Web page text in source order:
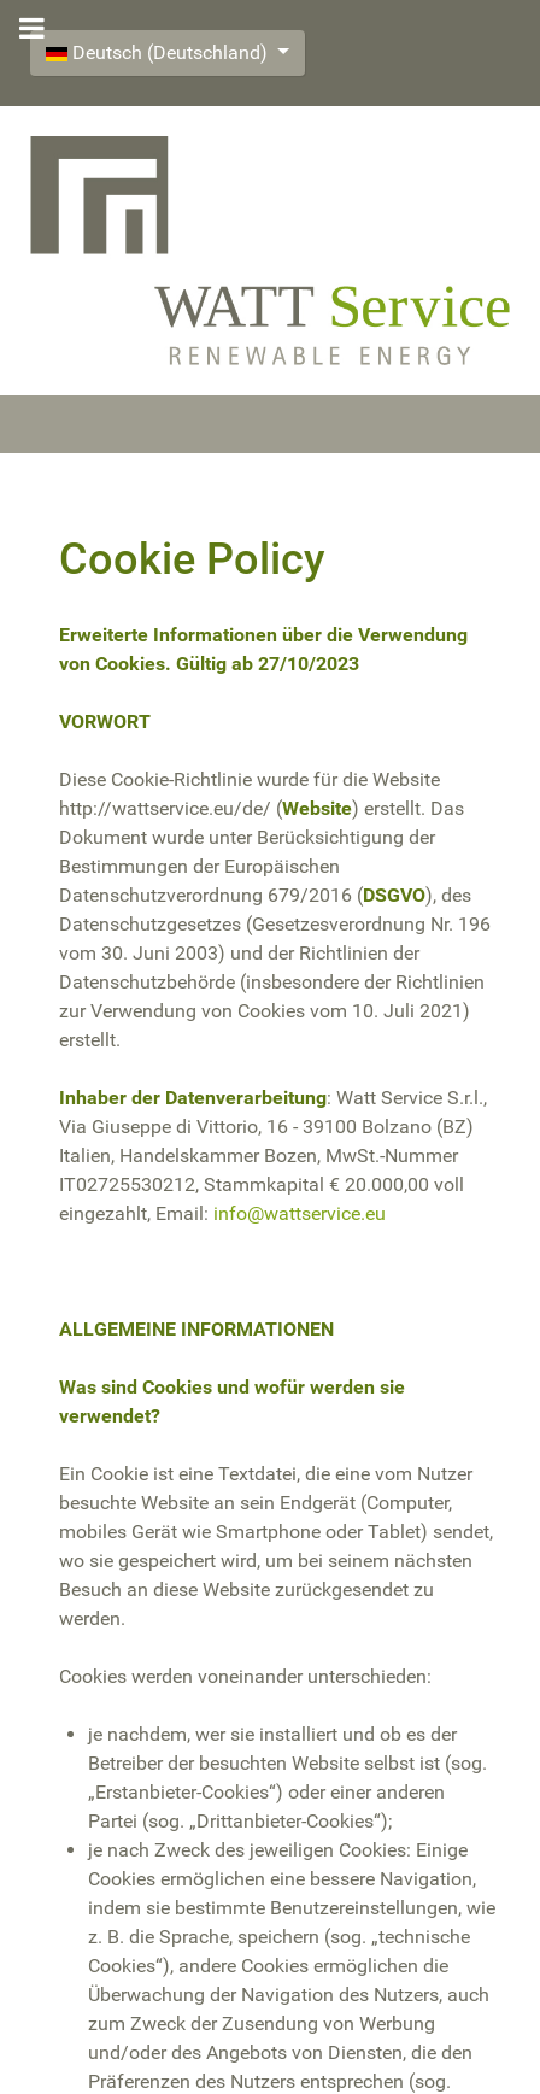
Select your language
Deutsch (Deutschland)
Cookie Policy
Erweiterte Informationen über die Verwendung
von Cookies. Gültig ab 27/10/2023
VORWORT
Diese Cookie-Richtlinie wurde für die Website
http://wattservice.eu/de/ (Website) erstellt. Das
Dokument wurde unter Berücksichtigung der
Bestimmungen der Europäischen
Datenschutzverordnung 679/2016 (DSGVO), des
Datenschutzgesetzes (Gesetzesverordnung Nr. 196
vom 30. Juni 2003) und der Richtlinien der
Datenschutzbehörde (insbesondere der Richtlinien
zur Verwendung von Cookies vom 10. Juli 2021)
erstellt.
Inhaber der Datenverarbeitung: Watt Service S.r.l.,
Via Giuseppe di Vittorio, 16 - 39100 Bolzano (BZ)
Italien, Handelskammer Bozen, MwSt.-Nummer
IT02725530212, Stammkapital € 20.000,00 voll
eingezahlt, Email: info@wattservice.eu
ALLGEMEINE INFORMATIONEN
Was sind Cookies und wofür werden sie
verwendet?
Ein Cookie ist eine Textdatei, die eine vom Nutzer
besuchte Website an sein Endgerät (Computer,
mobiles Gerät wie Smartphone oder Tablet) sendet,
wo sie gespeichert wird, um bei seinem nächsten
Besuch an diese Website zurückgesendet zu
werden.
Cookies werden voneinander unterschieden:
je nachdem, wer sie installiert und ob es der
Betreiber der besuchten Website selbst ist (sog.
„Erstanbieter-Cookies“) oder einer anderen
Partei (sog. „Drittanbieter-Cookies“);
je nach Zweck des jeweiligen Cookies: Einige
Cookies ermöglichen eine bessere Navigation,
indem sie bestimmte Benutzereinstellungen, wie
z. B. die Sprache, speichern (sog. „technische
Cookies“), andere Cookies ermöglichen die
Überwachung der Navigation des Nutzers, auch
zum Zweck der Zusendung von Werbung
und/oder des Angebots von Diensten, die den
Präferenzen des Nutzers entsprechen (sog.